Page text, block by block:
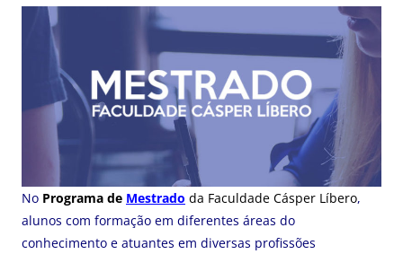
No Programa de Mestrado da Faculdade Cásper Líbero,
alunos com formação em diferentes áreas do
conhecimento e atuantes em diversas profissões